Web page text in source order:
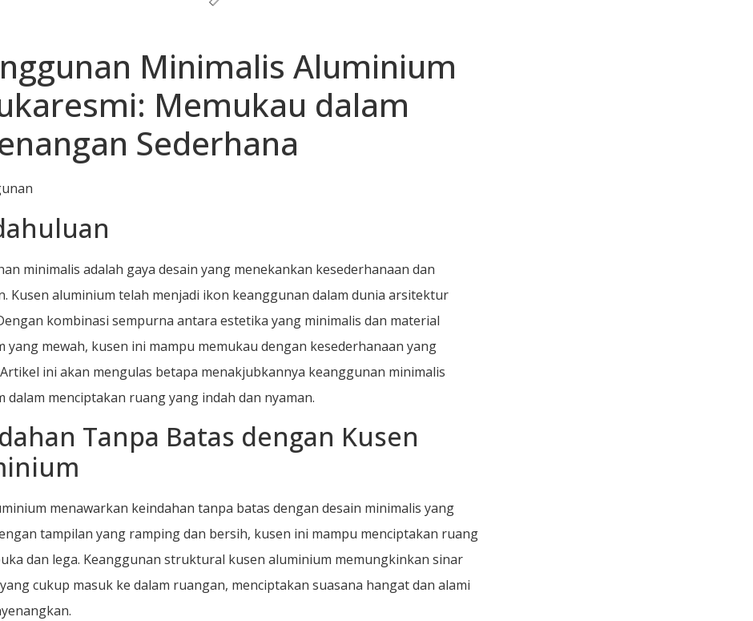
Minimalis Aluminium
Memukau dalam
Sederhana
minimalis adalah gaya desain yang menekankan kesederhanaan dan
Kusen aluminium telah menjadi ikon keanggunan dalam dunia arsitektur
kombinasi sempurna antara estetika yang minimalis dan material
yang mewah, kusen ini mampu memukau dengan kesederhanaan yang
ini akan mengulas betapa menakjubkannya keanggunan minimalis
dalam menciptakan ruang yang indah dan nyaman.
Tanpa Batas dengan Kusen
menawarkan keindahan tanpa batas dengan desain minimalis yang
tampilan yang ramping dan bersih, kusen ini mampu menciptakan ruang
dan lega. Keanggunan struktural kusen aluminium memungkinkan sinar
cukup masuk ke dalam ruangan, menciptakan suasana hangat dan alami